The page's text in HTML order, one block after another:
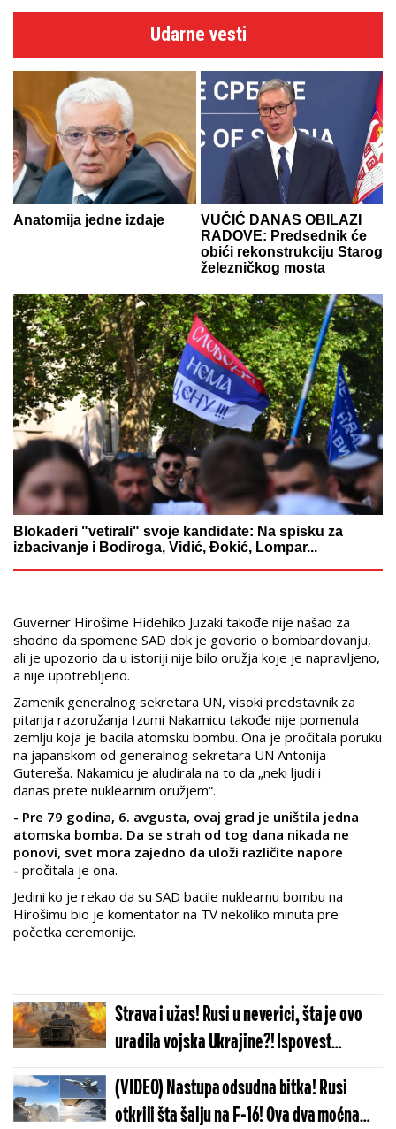
Udarne vesti
Anatomija jedne izdaje
VUČIĆ DANAS OBILAZI
RADOVE: Predsednik će
obići rekonstrukciju Starog
železničkog mosta
Blokaderi "vetirali" svoje kandidate: Na spisku za
izbacivanje i Bodiroga, Vidić, Đokić, Lompar...
Guverner Hirošime Hidehiko Juzaki takođe nije našao za
shodno da spomene SAD dok je govorio o bombardovanju,
ali je upozorio da u istoriji nije bilo oružja koje je napravljeno,
a nije upotrebljeno.
Zamenik generalnog sekretara UN, visoki predstavnik za
pitanja razoružanja Izumi Nakamicu takođe nije pomenula
zemlju koja je bacila atomsku bombu. Ona je pročitala poruku
na japanskom od generalnog sekretara UN Antonija
Gutereša. Nakamicu je aludirala na to da „neki ljudi i
danas prete nuklearnim oružjem“.
- Pre 79 godina, 6. avgusta, ovaj grad je uništila jedna
atomska bomba. Da se ​​strah od tog dana nikada ne
ponovi, svet mora zajedno da uloži različite napore
- pročitala je ona.
Jedini ko je rekao da su SAD bacile nuklearnu bombu na
Hirošimu bio je komentator na TV nekoliko minuta pre
početka ceremonije.
Strava i užas! Rusi u neverici, šta je ovo
uradila vojska Ukrajine?! Ispovest
komandira ledi krv u žilama, neke stvari
su sada mnogo jasnije!
(VIDEO) Nastupa odsudna bitka! Rusi
otkrili šta šalju na F-16! Ova dva moćna